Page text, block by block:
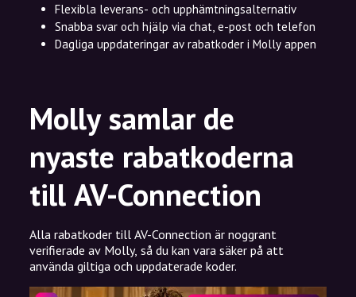
Flexibla leverans- och upphämtningsalternativ
Snabba svar och hjälp via chat, e-post och telefon
Dagliga uppdateringar av rabatkoder i Molly appen
Molly samlar de
nyaste rabatkoderna
till AV-Connection
Alla rabatkoder till AV-Connection är noggrant
verifierade av Molly, så du kan vara säker på att
använda giltiga och uppdaterade koder.